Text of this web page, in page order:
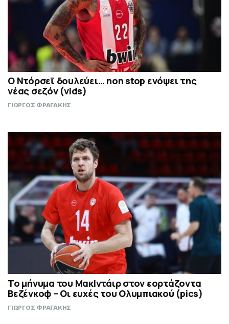
Ο Ντόρσεϊ δουλεύει… non stop ενόψει της
νέας σεζόν (vids)
ΓΙΩΡΓΟΣ ΦΡΑΓΑΚΗΣ
Το μήνυμα του ΜακΙντάιρ στον εορτάζοντα
Βεζένκοφ – Οι ευχές του Ολυμπιακού (pics)
ΓΙΩΡΓΟΣ ΦΡΑΓΑΚΗΣ